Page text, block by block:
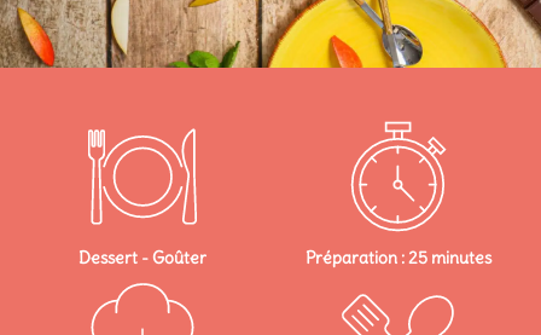
Dessert - Goûter Préparation : 25 minutes